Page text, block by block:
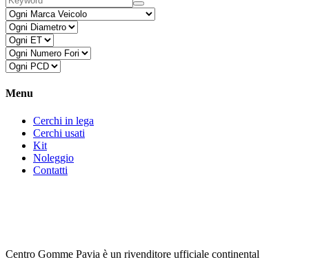
Menu
Cerchi in lega
Cerchi usati
Kit
Noleggio
Contatti
Centro Gomme Pavia è un rivenditore ufficiale continental